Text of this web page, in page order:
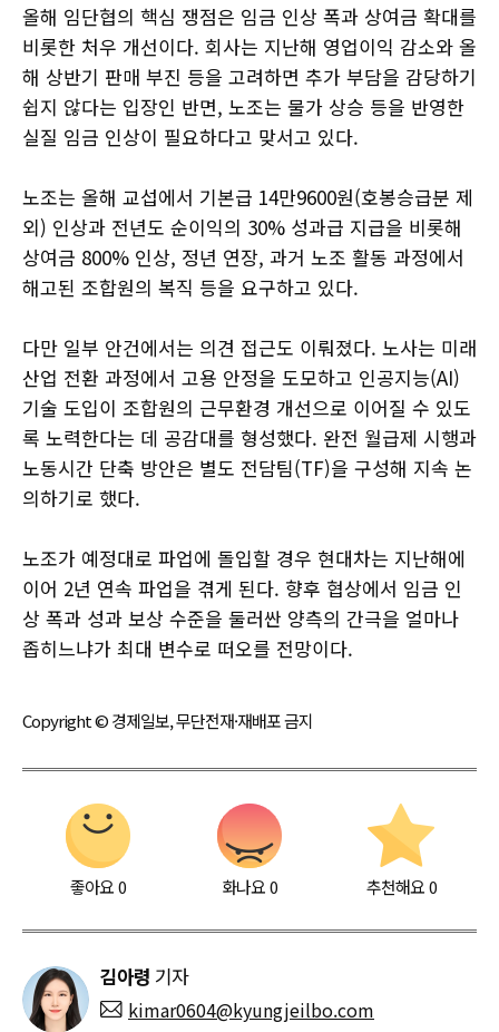
올해 임단협의 핵심 쟁점은 임금 인상 폭과 상여금 확대를
비롯한 처우 개선이다. 회사는 지난해 영업이익 감소와 올
해 상반기 판매 부진 등을 고려하면 추가 부담을 감당하기
쉽지 않다는 입장인 반면, 노조는 물가 상승 등을 반영한
실질 임금 인상이 필요하다고 맞서고 있다.
노조는 올해 교섭에서 기본급 14만9600원(호봉승급분 제
외) 인상과 전년도 순이익의 30% 성과급 지급을 비롯해
상여금 800% 인상, 정년 연장, 과거 노조 활동 과정에서
해고된 조합원의 복직 등을 요구하고 있다.
다만 일부 안건에서는 의견 접근도 이뤄졌다. 노사는 미래
산업 전환 과정에서 고용 안정을 도모하고 인공지능(AI)
기술 도입이 조합원의 근무환경 개선으로 이어질 수 있도
록 노력한다는 데 공감대를 형성했다. 완전 월급제 시행과
노동시간 단축 방안은 별도 전담팀(TF)을 구성해 지속 논
의하기로 했다.
노조가 예정대로 파업에 돌입할 경우 현대차는 지난해에
이어 2년 연속 파업을 겪게 된다. 향후 협상에서 임금 인
상 폭과 성과 보상 수준을 둘러싼 양측의 간극을 얼마나
좁히느냐가 최대 변수로 떠오를 전망이다.
Copyright © 경제일보, 무단전재·재배포 금지
좋아요0 화나요0 추천해요 0
김아령 기자
kimar0604@kyungjeilbo.com